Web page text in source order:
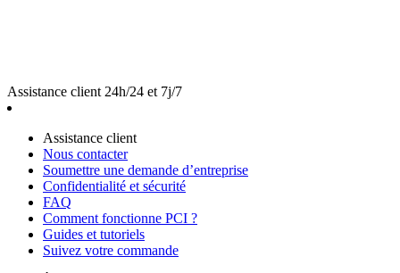
Assistance client 24h/24 et 7j/7
Assistance client
Nous contacter
Soumettre une demande d’entreprise
Confidentialité et sécurité
FAQ
Comment fonctionne PCI ?
Guides et tutoriels
Suivez votre commande